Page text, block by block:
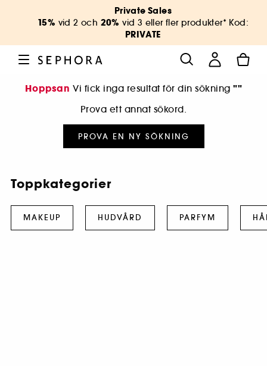
Private Sales
15% vid 2 och 20% vid 3 eller fler produkter* Kod:
PRIVATE
Hoppsan Vi fick inga resultat för din sökning""
Prova ett annat sökord.
PROVA EN NY SÖKNING
Toppkategorier
MAKEUP HUDVÅRD PARFYM